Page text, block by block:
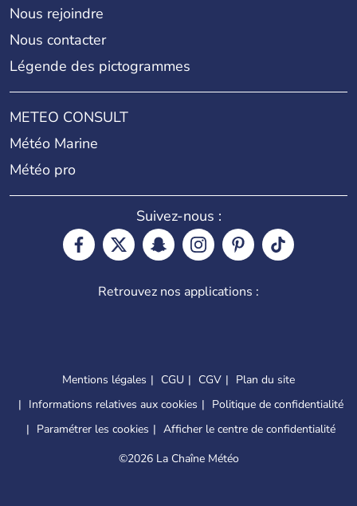
Nous rejoindre
Nous contacter
Légende des pictogrammes
METEO CONSULT
Météo Marine
Météo pro
Suivez-nous :
Retrouvez nos applications :
Mentions légales CGU CGV
Plan du site
Informations relatives aux cookies
Politique de confidentialité
Paramétrer les cookies
Afficher le centre de confidentialité
©2026 La Chaîne Météo